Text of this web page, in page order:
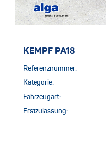
KEMPF PA18
Referenznummer:
Kategorie:
Fahrzeugart:
Erstzulassung: